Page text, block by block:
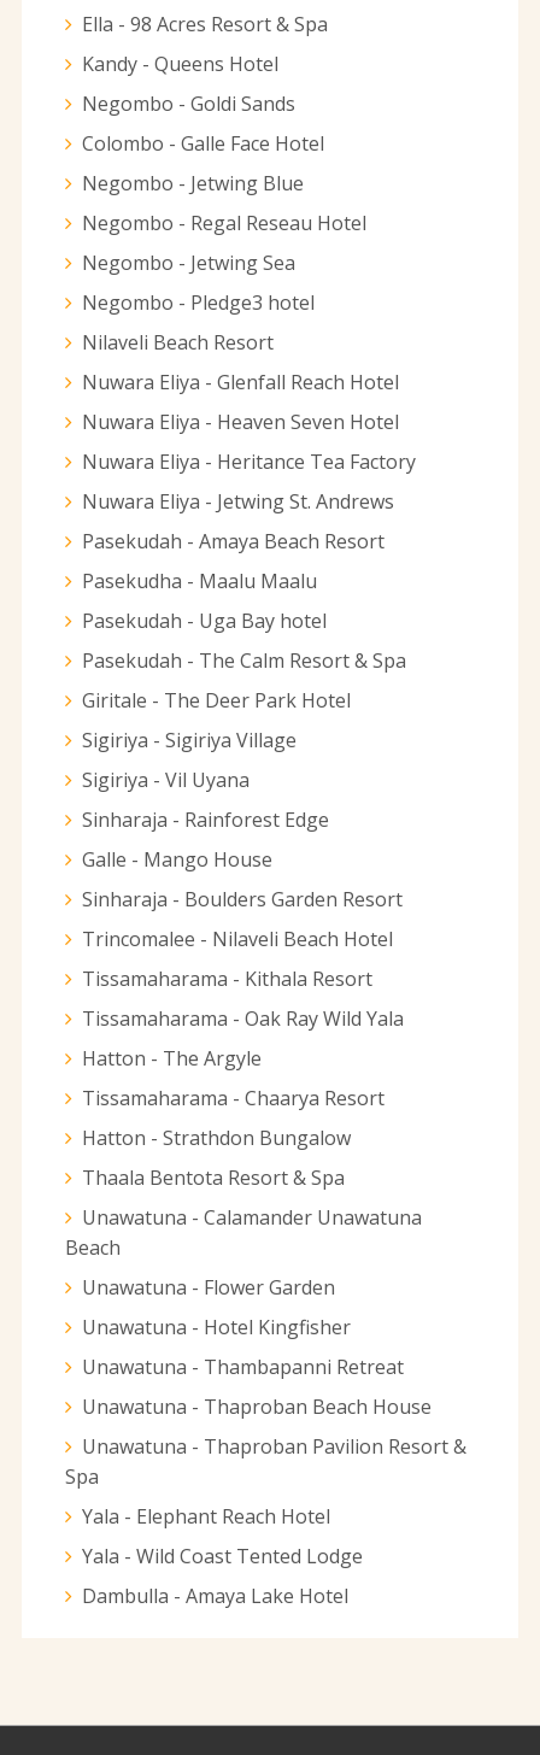
Ella - 98 Acres Resort & Spa
Kandy - Queens Hotel
Negombo - Goldi Sands
Colombo - Galle Face Hotel
Negombo - Jetwing Blue
Negombo - Regal Reseau Hotel
Negombo - Jetwing Sea
Negombo - Pledge3 hotel
Nilaveli Beach Resort
Nuwara Eliya - Glenfall Reach Hotel
Nuwara Eliya - Heaven Seven Hotel
Nuwara Eliya - Heritance Tea Factory
Nuwara Eliya - Jetwing St. Andrews
Pasekudah - Amaya Beach Resort
Pasekudha - Maalu Maalu
Pasekudah - Uga Bay hotel
Pasekudah - The Calm Resort & Spa
Giritale - The Deer Park Hotel
Sigiriya - Sigiriya Village
Sigiriya - Vil Uyana
Sinharaja - Rainforest Edge
Galle - Mango House
Sinharaja - Boulders Garden Resort
Trincomalee - Nilaveli Beach Hotel
Tissamaharama - Kithala Resort
Tissamaharama - Oak Ray Wild Yala
Hatton - The Argyle
Tissamaharama - Chaarya Resort
Hatton - Strathdon Bungalow
Thaala Bentota Resort & Spa
Unawatuna - Calamander Unawatuna
Beach
Unawatuna - Flower Garden
Unawatuna - Hotel Kingfisher
Unawatuna - Thambapanni Retreat
Unawatuna - Thaproban Beach House
Unawatuna - Thaproban Pavilion Resort &
Spa
Yala - Elephant Reach Hotel
Yala - Wild Coast Tented Lodge
Dambulla - Amaya Lake Hotel